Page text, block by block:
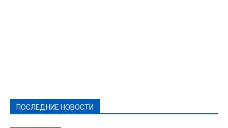
ПОСЛЕДНИЕ НОВОСТИ